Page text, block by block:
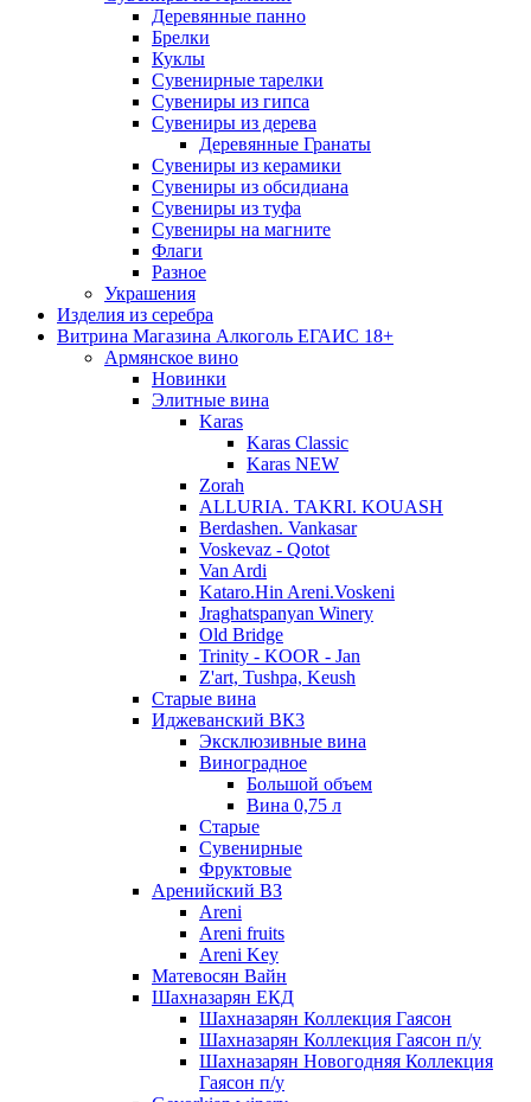
Деревянные панно
Брелки
Куклы
Сувенирные тарелки
Сувениры из гипса
Сувениры из дерева
Деревянные Гранаты
Сувениры из керамики
Сувениры из обсидиана
Сувениры из туфа
Сувениры на магните
Флаги
Разное
Украшения
Изделия из серебра
Витрина Магазина Алкоголь ЕГАИС 18+
Армянское вино
Новинки
Элитные вина
Karas
Karas Classic
Karas NEW
Zorah
ALLURIA. TAKRI. KOUASH
Berdashen. Vankasar
Voskevaz - Qotot
Van Ardi
Kataro.Hin Areni.Voskeni
Jraghatspanyan Winery
Old Bridge
Trinity - KOOR - Jan
Z'art, Tushpa, Keush
Старые вина
Иджеванский ВК3
Эксклюзивные вина
Виноградное
Большой объем
Вина 0,75 л
Старые
Сувенирные
Фруктовые
Аренийский ВЗ
Areni
Areni fruits
Areni Key
Матевосян Вайн
Шахназарян ЕКД
Шахназарян Коллекция Гаясон
Шахназарян Коллекция Гаясон п/у
Шахназарян Новогодняя Коллекция
Гаясон п/у